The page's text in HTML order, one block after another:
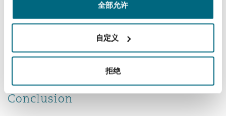
全部允许
自定义
拒绝
Conclusion